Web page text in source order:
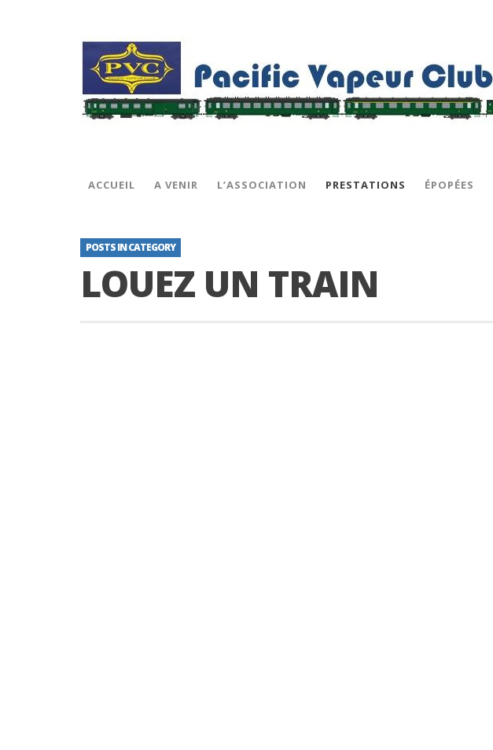
ACCUEIL A VENIR L’ASSOCIATION PRESTATIONS ÉPOPÉES
POSTS IN CATEGORY
LOUEZ UN TRAIN